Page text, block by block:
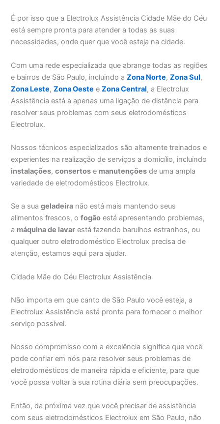
É por isso que a Electrolux Assistência Cidade Mãe do Céu
está sempre pronta para atender a todas as suas
necessidades, onde quer que você esteja na cidade.
Com uma rede especializada que abrange todas as regiões
e bairros de São Paulo, incluindo aZona Norte,Zona Sul,
Zona Leste,Zona Oeste eZona Central, a Electrolux
Assistência está a apenas uma ligação de distância para
resolver seus problemas com seus eletrodomésticos
Electrolux.
Nossos técnicos especializados são altamente treinados e
experientes na realização de serviços a domicílio, incluindo
instalações,consertos e manutenções de uma ampla
variedade de eletrodomésticos Electrolux.
Se a suageladeira não está mais mantendo seus
alimentos frescos, ofogão está apresentando problemas,
a máquina de lavar está fazendo barulhos estranhos, ou
qualquer outro eletrodoméstico Electrolux precisa de
atenção, estamos aqui para ajudar.
Cidade Mãe do Céu Electrolux Assistência
Não importa em que canto de São Paulo você esteja, a
Electrolux Assistência está pronta para fornecer o melhor
serviço possível.
Nosso compromisso com a excelência significa que você
pode confiar em nós para resolver seus problemas de
eletrodomésticos de maneira rápida e eficiente, para que
você possa voltar à sua rotina diária sem preocupações.
Então, da próxima vez que você precisar de assistência
com seus eletrodomésticos Electrolux em São Paulo, não